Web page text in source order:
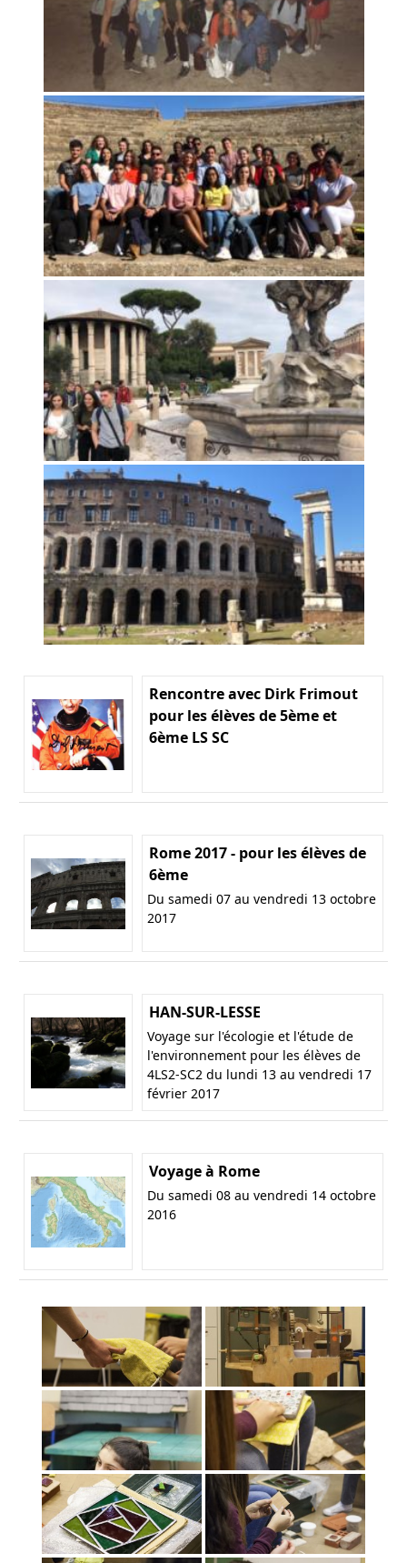
Rencontre avec Dirk Frimout
pour les élèves de 5ème et
6ème LS SC
Rome 2017 - pour les élèves de
6ème
Du samedi 07 au vendredi 13 octobre
2017
HAN-SUR-LESSE
Voyage sur l'écologie et l'étude de
l'environnement pour les élèves de
4LS2-SC2 du lundi 13 au vendredi 17
février 2017
Voyage à Rome
Du samedi 08 au vendredi 14 octobre
2016